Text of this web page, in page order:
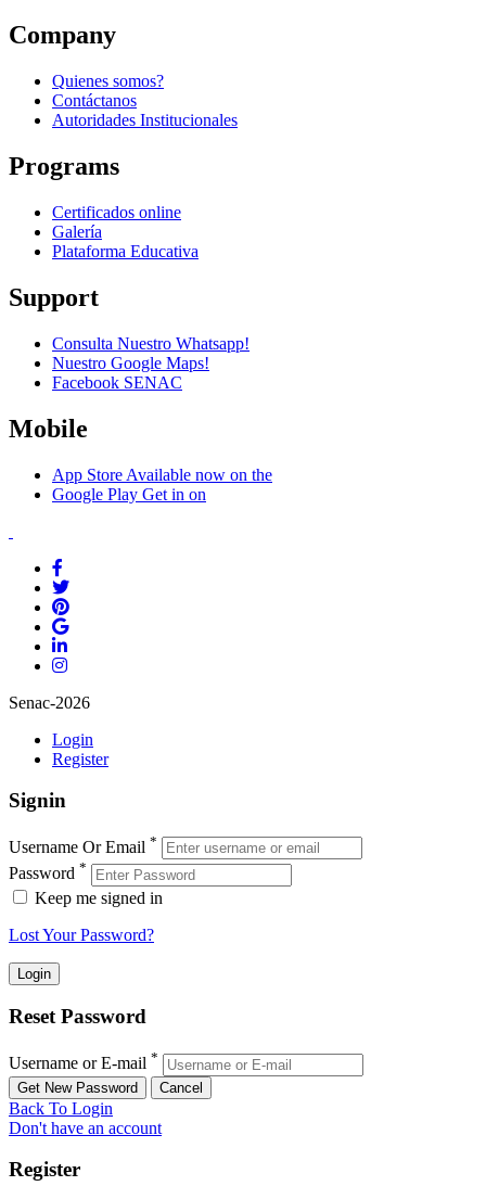
Company
Quienes somos?
Contáctanos
Autoridades Institucionales
Programs
Certificados online
Galería
Plataforma Educativa
Support
Consulta Nuestro Whatsapp!
Nuestro Google Maps!
Facebook SENAC
Mobile
App Store Available now on the
Google Play Get in on
Senac-2026
Login
Register
Signin
Username Or Email *
Password *
Keep me signed in
Lost Your Password?
Reset Password
Username or E-mail *
Back To Login
Don't have an account
Register